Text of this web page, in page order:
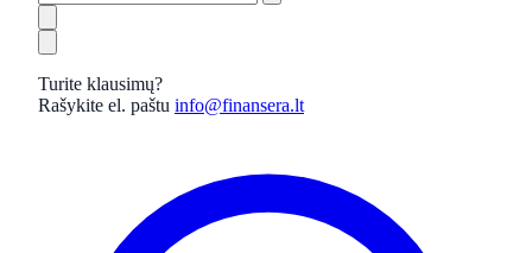
Turite klausimų?
Rašykite el. paštu info@finansera.lt